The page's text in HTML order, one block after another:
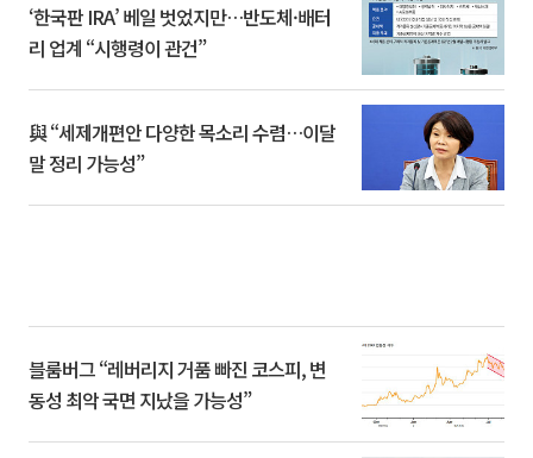
‘한국판 IRA’ 베일 벗었지만…반도체·배터
리 업계 “시행령이 관건”
與 “세제개편안 다양한 목소리 수렴…이달
말 정리 가능성”
블룸버그 “레버리지 거품 빠진 코스피, 변
동성 최악 국면 지났을 가능성”